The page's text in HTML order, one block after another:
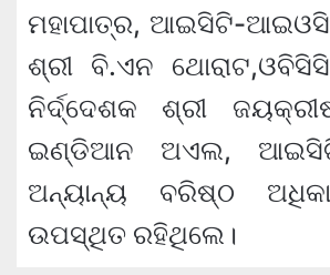
ମହାପାତ୍ର, ଆଇସିଟି-
ଶ୍ରୀ ବି.ଏନ
ନିର୍ଦ୍ଦେଶକ ଶ୍ରୀ
ଇଣ୍ଡିଆନ ଅଏଲ,
ଅନ୍ୟାନ୍ୟ ବରିଷ୍ଠ
ଉପସ୍ଥିତ ରହିଥିଲେ।